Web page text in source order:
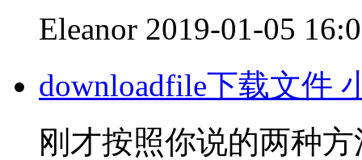
Eleanor 2019-01-05
downloadfile下载文件
刚才按照你说的两种